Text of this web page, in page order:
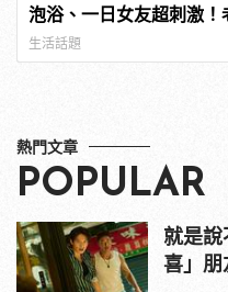
泡浴、一日女友超刺激
| manfashion這樣變型男
生活話題
熱門文章
POPULAR
就是說
喜」朋